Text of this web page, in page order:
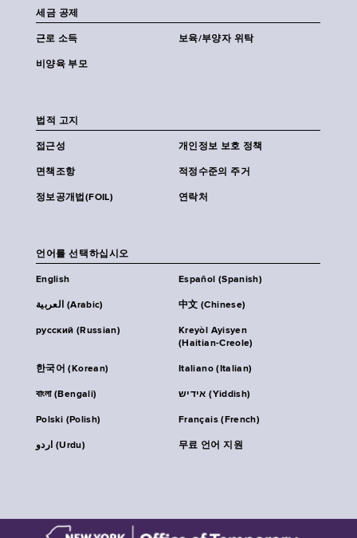
세금 공제
근로 소득 보육/부양자 위탁
비양육 부모
법적 고지
접근성 개인정보 보호 정책
면책조항 적정수준의 주거
정보공개법(FOIL) 연락처
언어를 선택하십시오
English Español (Spanish)
العربية (Arabic) 中文 (Chinese)
русский (Russian)
Kreyòl Ayisyen
(Haitian-Creole)
한국어 (Korean) Italiano (Italian)
বাংলা (Bengali) אידיש (Yiddish)
Polski (Polish) Français (French)
اردو (Urdu) 무료 언어 지원